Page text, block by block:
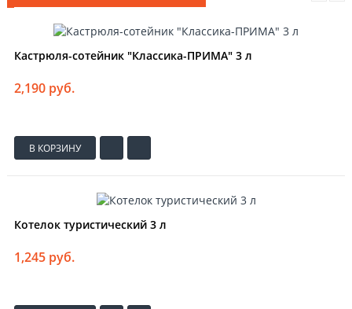
Кастрюля-сотейник "Классика-ПРИМА" 3 л
2,190 руб.
В КОРЗИНУ
Котелок туристический 3 л
1,245 руб.